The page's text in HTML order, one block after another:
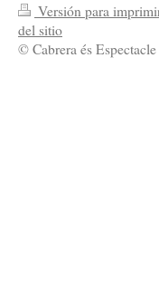
Versión para
del sitio
© Cabrera és Espectacle